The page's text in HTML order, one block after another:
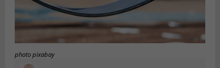
photo pixabay